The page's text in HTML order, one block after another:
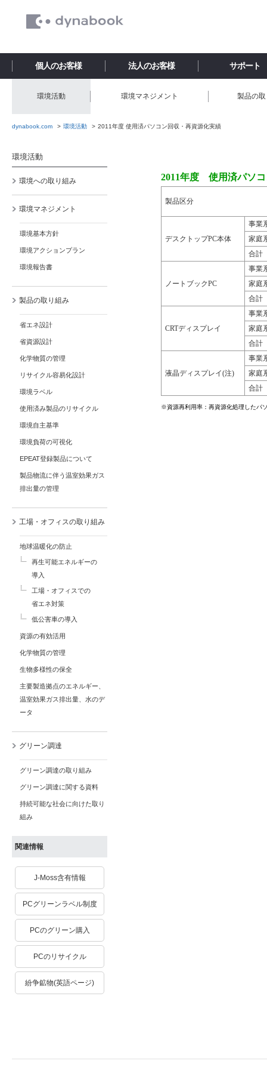
個人のお客様 法人のお客様 サポート
環境活動 環境マネジメント 製品の
dynabook.com 環境活動 2011年度 使用済パソコン回収・再資源化実績
2011年度 使用済パソコ
製品区分
デスクトップPC本体
事業
家庭
合計
ノートブックPC
事業
家庭
合計
CRTディスプレイ
事業
家庭
合計
液晶ディスプレイ(注)
事業
家庭
合計
※資源再利用率：再資源化処理したパ
環境活動
環境への取り組み
環境マネジメント
環境基本方針
環境アクションプラン
環境報告書
製品の取り組み
省エネ設計
省資源設計
化学物質の管理
リサイクル容易化設計
環境ラベル
使用済み製品のリサイクル
環境自主基準
環境負荷の可視化
EPEAT登録製品について
製品物流に伴う温室効果ガス
排出量の管理
工場・オフィスの取り組み
地球温暖化の防止
再生可能エネルギーの
導入
工場・オフィスでの
省エネ対策
低公害車の導入
資源の有効活用
化学物質の管理
生物多様性の保全
主要製造拠点のエネルギー、
温室効果ガス排出量、水のデ
ータ
グリーン調達
グリーン調達の取り組み
グリーン調達に関する資料
持続可能な社会に向けた取り
組み
関連情報
J-Moss含有情報
PCグリーンラベル制度
PCのグリーン購入
PCのリサイクル
紛争鉱物(英語ページ)